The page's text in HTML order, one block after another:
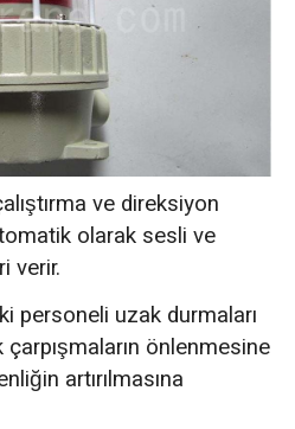
ve direksiyon
olarak sesli ve
verir.
personeli uzak durmaları
önlenmesine
artırılmasına